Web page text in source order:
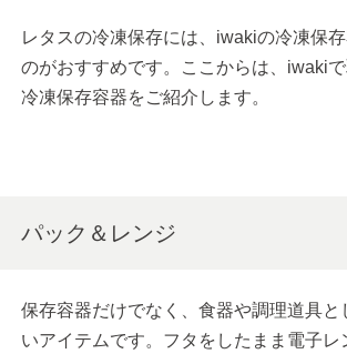
レタスの冷凍保存には、iwakiの冷凍保
のがおすすめです。ここからは、iwaki
冷凍保存容器をご紹介します。
パック＆レンジ
保存容器だけでなく、食器や調理道具と
いアイテムです。フタをしたまま電子レ